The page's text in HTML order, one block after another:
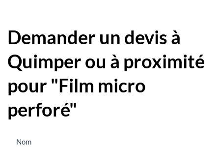
Demander un devis à
Quimper ou à proximité
pour "Film micro
perforé"
Nous
Nom